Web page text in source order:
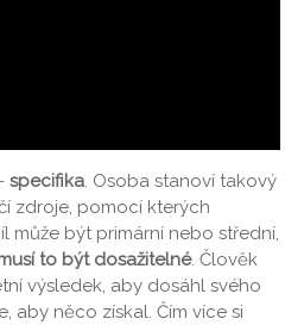
specifika . Osoba stanoví takový
zdroje, pomocí kterých
může být primární nebo střední,
to být dosažitelné. Člověk
výsledek, aby dosáhl svého
aby něco získal. Čím více si